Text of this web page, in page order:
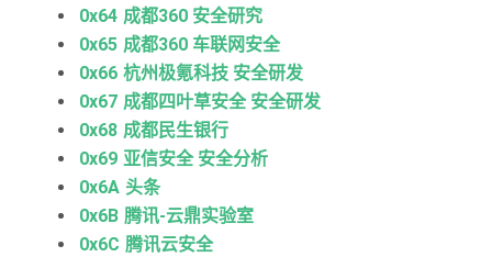
0x64 成都360 安全研究
0x65 成都360 车联网安全
0x66 杭州极氪科技 安全研发
0x67 成都四叶草安全 安全研发
0x68 成都民生银行
0x69 亚信安全 安全分析
0x6A 头条
0x6B 腾讯-云鼎实验室
0x6C 腾讯云安全